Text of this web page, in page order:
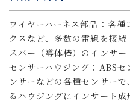
ワイヤーハーネス部品：各
クスなど、多数の電線を接
スバー（導体棒）のインサー
センサーハウジング：ABSセ
ンサーなどの各種センサー
るハウジングにインサート